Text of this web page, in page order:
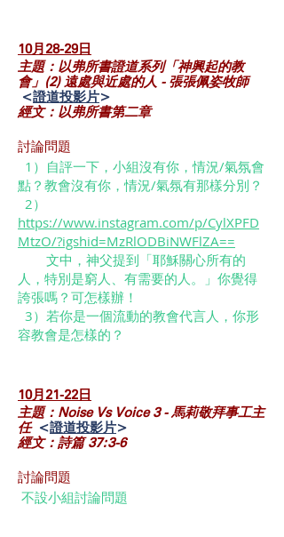
10月28-29 日
主題：以弗所書證道系列「神興起的教
會」(2) 遠處與近處的人 - 張張佩姿牧師
<證道投影片>
經文：以弗所書第二章‬
討論問題
​​ 1）自評一下，小組沒有你，情況/氣氛會
點？教會沒有你，情況/氣氛有那樣分別？
2）
https://www.instagram.com/p/CylXPFD
MtzO/?igshid=MzRlODBiNWFlZA==
文中，神父提到「耶穌關心所有的
人，特別是窮人、有需要的人。」你覺得
誇張嗎？可怎樣辦！
3）若你是一個流動的教會代言人，你形
容教會是怎樣的？
10月21-22 日
主題：Noise Vs Voice 3 - 馬莉敬拜事工主
任 <證道投影片>
經文：詩篇‬ ‭37‬:‭3‬-‭6
討論問題
​​ 不設小組討論問題